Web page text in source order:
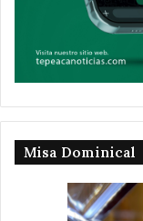
Misa Dominical